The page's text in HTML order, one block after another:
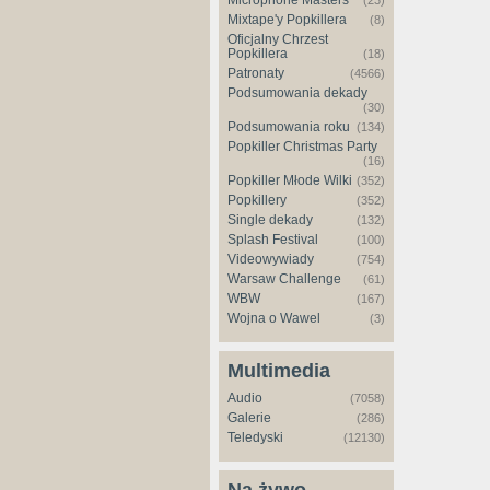
Mixtape'y Popkillera (8)
Oficjalny Chrzest
Popkillera
(18)
Patronaty (4566)
Podsumowania dekady
(30)
Podsumowania roku (134)
Popkiller Christmas Party
(16)
Popkiller Młode Wilki (352)
Popkillery (352)
Single dekady (132)
Splash Festival (100)
Videowywiady (754)
Warsaw Challenge (61)
WBW (167)
Wojna o Wawel (3)
Multimedia
Audio (7058)
Galerie (286)
Teledyski (12130)